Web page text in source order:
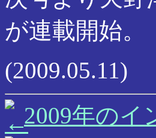
が連載開始。
(2009.05.11)
2009年のイ